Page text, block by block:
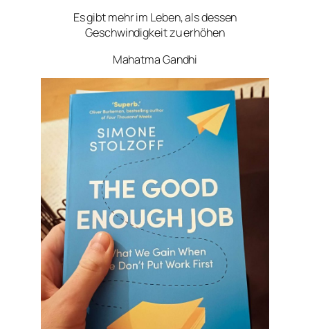
Es gibt mehr im Leben, als dessen
Geschwindigkeit zu erhöhen
Mahatma Gandhi